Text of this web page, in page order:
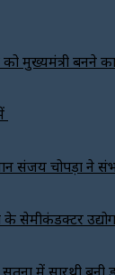
मुख्यमंत्री बनने
संजय चोपड़ा ने
के सेमीकंडक्टर